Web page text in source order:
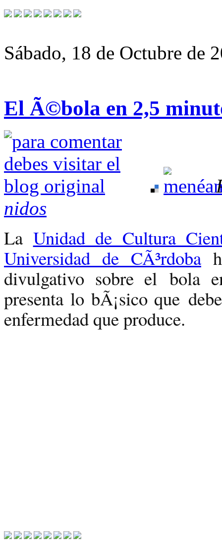
Sábado, 18 de Octubre de
El Ã©bola en 2,5
nidos
La Unidad de Cultura
Universidad de CÃ³rdoba
divulgativo sobre el bola
presenta lo bÃ¡sico que
enfermedad que produce.